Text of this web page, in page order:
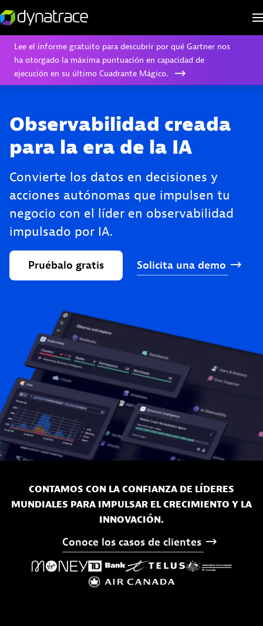
Lee el informe gratuito para descubrir por qué Gartner nos
ha otorgado la máxima puntuación en capacidad de
ejecución en su último Cuadrante Mágico.
Observabilidad creada
para la era de la IA
Convierte los datos en decisiones y
acciones autónomas que impulsen tu
negocio con el líder en observabilidad
impulsado por IA.
Pruébalo gratis Solicita una demo
CONTAMOS CON LA CONFIANZA DE LÍDERES
MUNDIALES PARA IMPULSAR EL CRECIMIENTO Y LA
INNOVACIÓN.
Conoce los casos de clientes